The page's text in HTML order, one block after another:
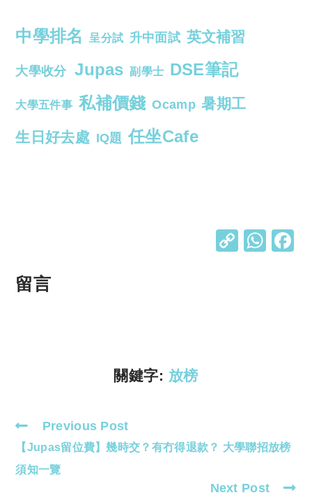
中學排名 呈分試 升中面試 英文補習
大學收分 Jupas 副學士 DSE筆記
大學五件事 私補價錢 Ocamp 暑期工
生日好去處 IQ題 任坐Cafe
C W
留言
關鍵字: 放榜
Read
more
articles
Previous Post
【Jupas留位費】幾時交？有冇得退款？ 大學聯招放榜
須知一覽
Next Post